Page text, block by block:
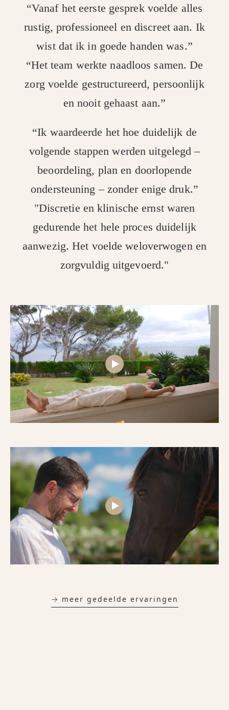
“Vanaf het eerste gesprek voelde alles
rustig, professioneel en discreet aan. Ik
wist dat ik in goede handen was.”
“Het team werkte naadloos samen. De
zorg voelde gestructureerd, persoonlijk
en nooit gehaast aan.”
“Ik waardeerde het hoe duidelijk de
volgende stappen werden uitgelegd –
beoordeling, plan en doorlopende
ondersteuning – zonder enige druk.”
"Discretie en klinische ernst waren
gedurende het hele proces duidelijk
aanwezig. Het voelde weloverwogen en
zorgvuldig uitgevoerd."
→ meer gedeelde ervaringen